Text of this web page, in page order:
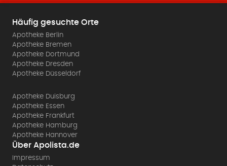
Häufig gesuchte Orte
Apotheke Berlin
Apotheke Bremen
Apotheke Dortmund
Apotheke Dresden
Apotheke Düsseldorf
Apotheke Duisburg
Apotheke Essen
Apotheke Frankfurt
Apotheke Hamburg
Apotheke Hannover
Über Apolista.de
Impressum